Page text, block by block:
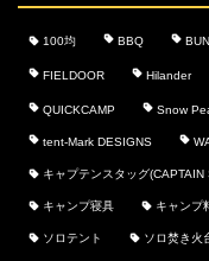
100均 BBQ
FIELDOOR Hilander
QUICKCAMP Snow
tent-Mark DESIGNS
キャプテンスタッグ(CAPTAIN
キャンプ寝具 キャンプ
ソロテント ソロ焚き火